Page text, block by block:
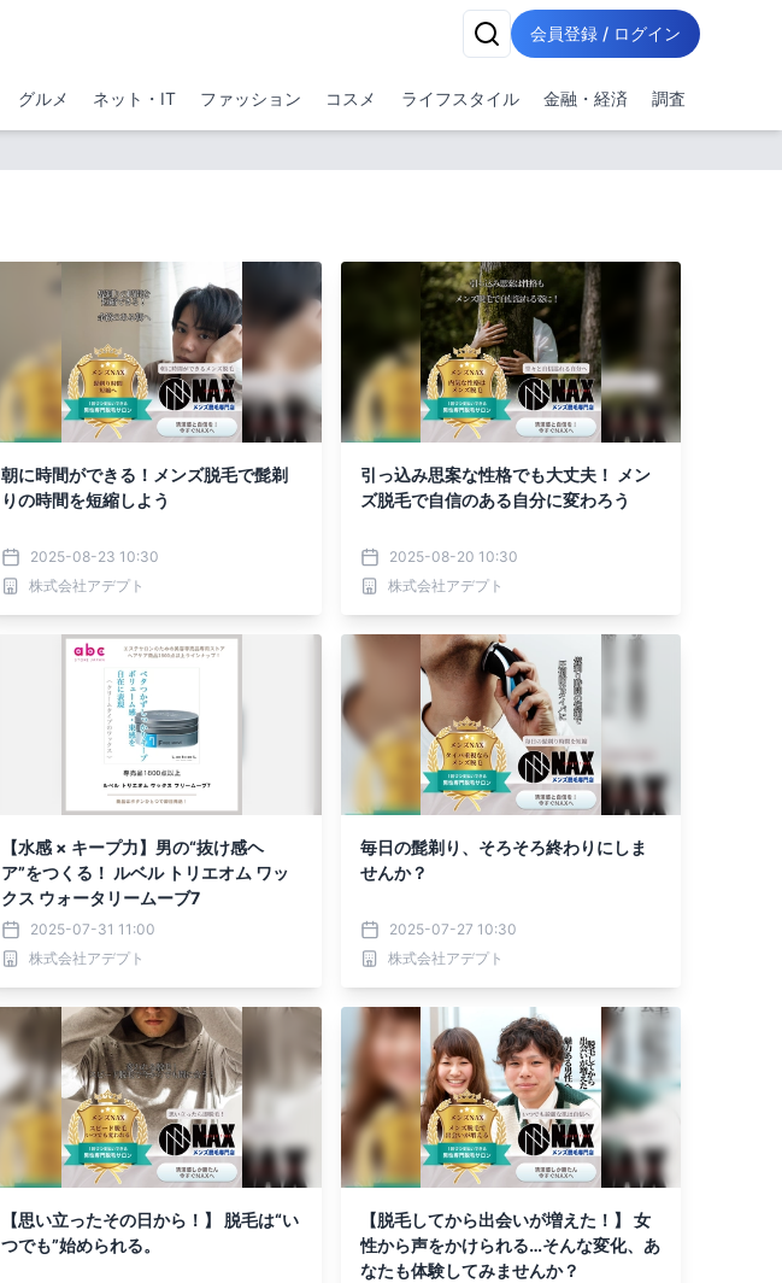
会員登録 / ログイン
グルメ ネット・IT ファッション コスメ ライフスタイル 金融・経済 調査
朝に時間ができる！メンズ脱毛で髭剃
りの時間を短縮しよう
2025-08-23 10:30
株式会社アデプト
引っ込み思案な性格でも大丈夫！ メン
ズ脱毛で自信のある自分に変わろう
2025-08-20 10:30
株式会社アデプト
【水感 × キープ力】男の“抜け感ヘ
ア”をつくる！ ルベル トリエオム ワッ
クス ウォータリームーブ7
2025-07-31 11:00
株式会社アデプト
毎日の髭剃り、そろそろ終わりにしま
せんか？
2025-07-27 10:30
株式会社アデプト
【思い立ったその日から！】 脱毛は“い
つでも”始められる。
【脱毛してから出会いが増えた！】 女
性から声をかけられる…そんな変化、あ
なたも体験してみませんか？